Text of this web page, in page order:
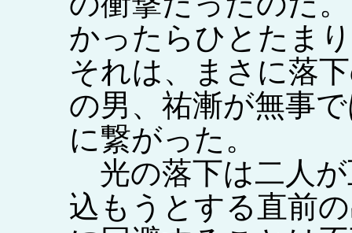
かったらひとたま
それは、まさに落
の男、祐漸が無事
に繋がった。
光の落下は二人が
込もうとする直前